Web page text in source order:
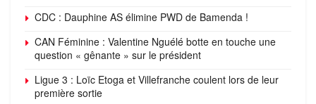
CDC : Dauphine AS élimine PWD de Bamenda !
CAN Féminine : Valentine Nguélé botte en touche une
question « gênante » sur le président
Ligue 3 : Loïc Etoga et Villefranche coulent lors de leur
première sortie